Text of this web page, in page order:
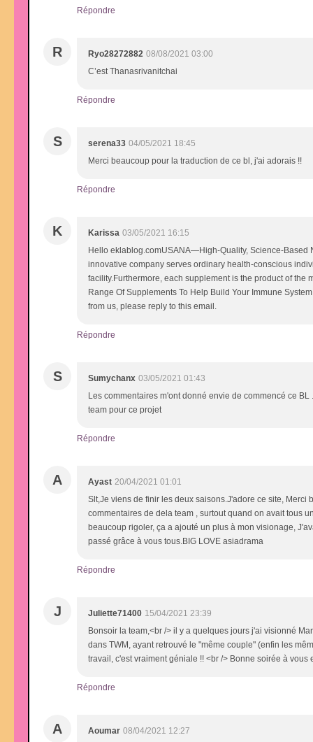
Répondre
R Ryo28272882 08/08/2021 03:00
C’est Thanasrivanitchai
Répondre
S serena33 04/05/2021 18:45
Merci beaucoup pour la traduction de ce bl, j'ai adorais !!
Répondre
K Karissa 03/05/2021 16:15
Hello eklablog.comUSANA—High-Quality, Science-Based
innovative company serves ordinary health-conscious
facility.Furthermore, each supplement is the product of the
Range Of Supplements To Help Build Your Immune
from us, please reply to this email.
Répondre
S Sumychanx 03/05/2021 01:43
Les commentaires m'ont donné envie de commencé ce
team pour ce projet
Répondre
A Ayast 20/04/2021 01:01
Slt,Je viens de finir les deux saisons.J'adore ce site,
commentaires de dela team , surtout quand on avait tous
beaucoup rigoler, ça a ajouté un plus à mon visionage,
passé grâce à vous tous.BIG LOVE asiadrama
Répondre
J Juliette71400 15/04/2021 23:39
Bonsoir la team,<br /> il y a quelques jours j'ai visionné
dans TWM, ayant retrouvé le "même couple" (enfin les
travail, c'est vraiment géniale !! <br /> Bonne soirée à vous
Répondre
A Aoumar 08/04/2021 12:27